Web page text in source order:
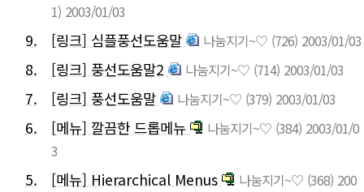
1) 2003/01/03
9. [링크] 심플풍선도움말 나눔지기~♡ (726) 2003/01/03
8. [링크] 풍선도움말2 나눔지기~♡ (714) 2003/01/03
7. [링크] 풍선도움말 나눔지기~♡ (379) 2003/01/03
6. [메뉴] 깔끔한 드롭메뉴 나눔지기~♡ (384) 2003/01/0
3
5. [메뉴] Hierarchical Menus 나눔지기~♡ (368) 200